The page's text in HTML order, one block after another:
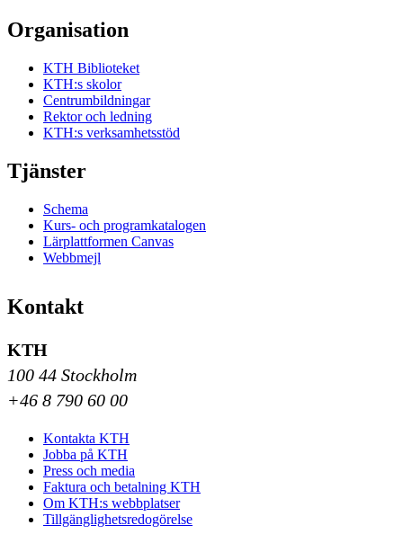
Organisation
KTH Biblioteket
KTH:s skolor
Centrumbildningar
Rektor och ledning
KTH:s verksamhetsstöd
Tjänster
Schema
Kurs- och programkatalogen
Lärplattformen Canvas
Webbmejl
Kontakt
KTH
100 44 Stockholm
+46 8 790 60 00
Kontakta KTH
Jobba på KTH
Press och media
Faktura och betalning KTH
Om KTH:s webbplatser
Tillgänglighetsredogörelse